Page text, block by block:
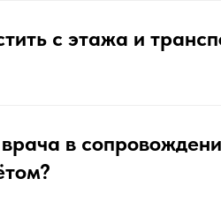
с этажа и
в